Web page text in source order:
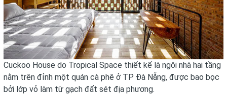
Cuckoo House do Tropical Space thiết kế là ngôi nhà hai tầng
nằm trên đỉnh một quán cà phê ở TP Đà Nẵng, được bao bọc
bởi lớp vỏ làm từ gạch đất sét địa phương.